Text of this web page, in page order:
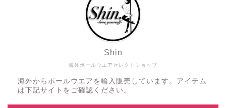
海外ポールウエアセレクトショップ
Shin
海外からポールウエアを輸入販売しています。アイテム
は下記サイトをご確認ください。